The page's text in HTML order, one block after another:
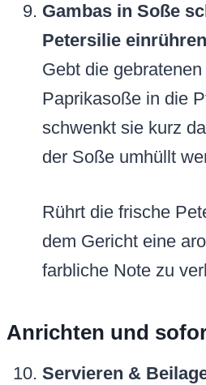
Gambas in Soße
Petersilie
Gebt die
Paprikasoße in die
schwenkt sie kurz
der Soße umhüllt
Rührt die frische
dem Gericht eine
farbliche Note zu
Anrichten und
Servieren &